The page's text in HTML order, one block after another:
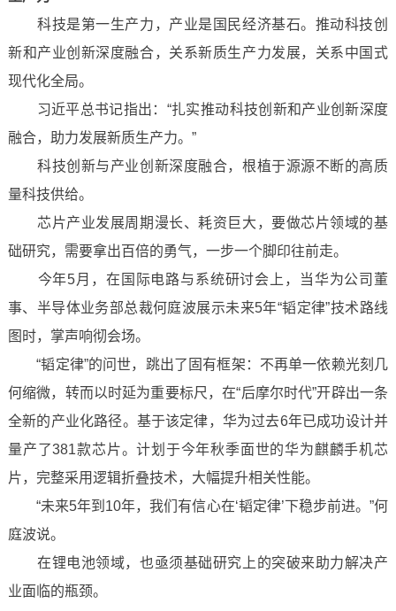
科技是第一生产力，产业是国民经济基石。推动科技创
新和产业创新深度融合，关系新质生产力发展，关系中国式
现代化全局。
习近平总书记指出：“扎实推动科技创新和产业创新深度
融合，助力发展新质生产力。”
科技创新与产业创新深度融合，根植于源源不断的高质
量科技供给。
芯片产业发展周期漫长、耗资巨大，要做芯片领域的基
础研究，需要拿出百倍的勇气，一步一个脚印往前走。
今年5月，在国际电路与系统研讨会上，当华为公司董
事、半导体业务部总裁何庭波展示未来5年“韬定律”技术路线
图时，掌声响彻会场。
“韬定律”的问世，跳出了固有框架：不再单一依赖光刻几
何缩微，转而以时延为重要标尺，在“后摩尔时代”开辟出一条
全新的产业化路径。基于该定律，华为过去6年已成功设计并
量产了381款芯片。计划于今年秋季面世的华为麒麟手机芯
片，完整采用逻辑折叠技术，大幅提升相关性能。
“未来5年到10年，我们有信心在‘韬定律’下稳步前进。”何
庭波说。
在锂电池领域，也亟须基础研究上的突破来助力解决产
业面临的瓶颈。